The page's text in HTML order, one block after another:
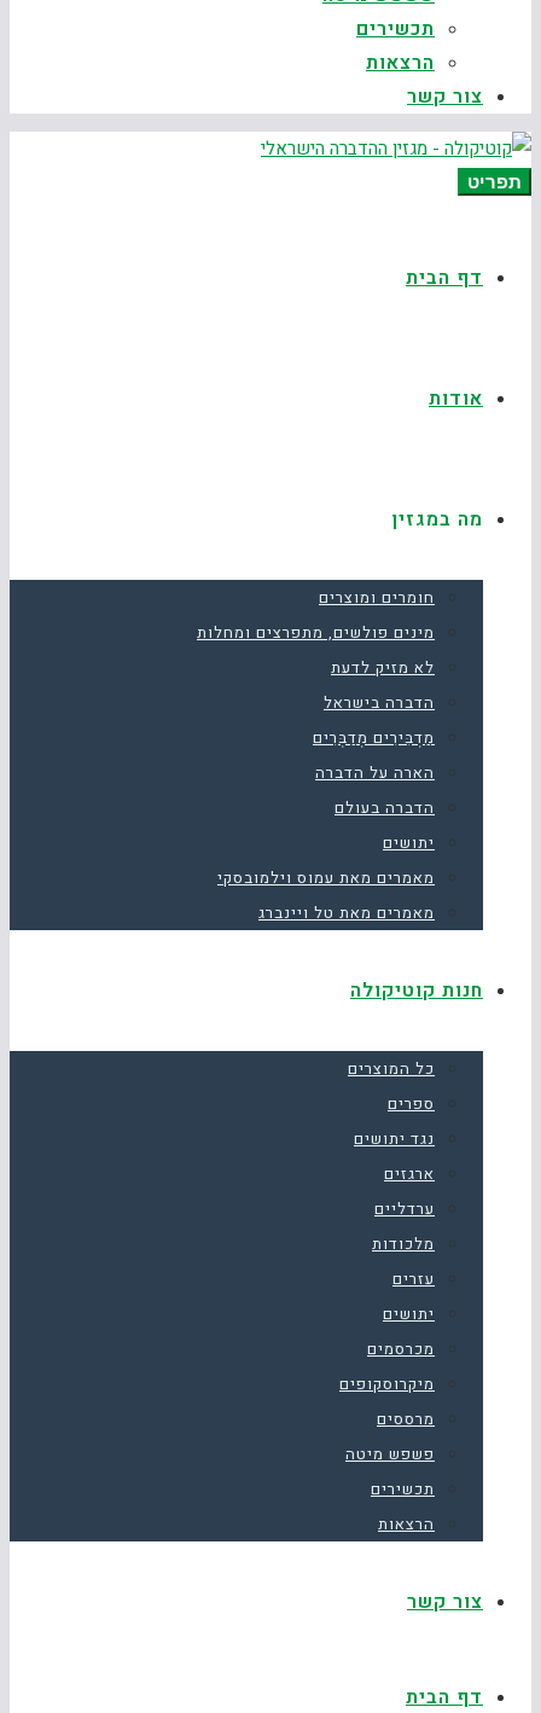
תכשירים
הרצאות
צור קשר
תפריט
דף הבית
אודות
מה במגזין
חומרים ומוצרים
מינים פולשים, מתפרצים ומחלות
לא מזיק לדעת
הדברה בישראל
מַדְבִּירִים מְדַבְּרִים
הארה על הדברה
הדברה בעולם
יתושים
מאמרים מאת עמוס וילמובסקי
מאמרים מאת טל ויינברג
חנות קוטיקולה
כל המוצרים
ספרים
נגד יתושים
ארגזים
ערדליים
מלכודות
עזרים
יתושים
מכרסמים
מיקרוסקופים
מרססים
פשפש מיטה
תכשירים
הרצאות
צור קשר
דף הבית